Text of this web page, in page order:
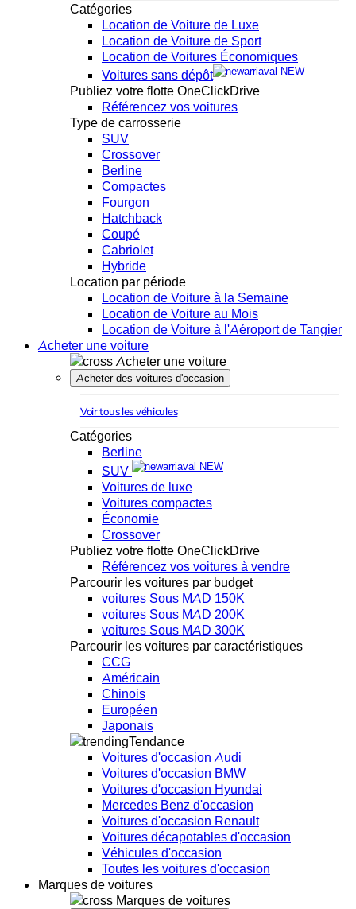
Catégories
Location de Voiture de Luxe
Location de Voiture de Sport
Location de Voitures Économiques
Voitures sans dépôt
NEW
Publiez votre flotte OneClickDrive
Référencez vos voitures
Type de carrosserie
SUV
Crossover
Berline
Compactes
Fourgon
Hatchback
Coupé
Cabriolet
Hybride
Location par période
Location de Voiture à la Semaine
Location de Voiture au Mois
Location de Voiture à l'Aéroport de Tangier
Acheter une voiture
Acheter une voiture
Acheter des voitures d'occasion
Voir tous les véhicules
Catégories
Berline
SUV
NEW
Voitures de luxe
Voitures compactes
Économie
Crossover
Publiez votre flotte OneClickDrive
Référencez vos voitures à vendre
Parcourir les voitures par budget
voitures Sous MAD 150K
voitures Sous MAD 200K
voitures Sous MAD 300K
Parcourir les voitures par caractéristiques
CCG
Américain
Chinois
Européen
Japonais
Tendance
Voitures d'occasion Audi
Voitures d'occasion BMW
Voitures d'occasion Hyundai
Mercedes Benz d'occasion
Voitures d'occasion Renault
Voitures décapotables d'occasion
Véhicules d'occasion
Toutes les voitures d'occasion
Marques de voitures
Marques de voitures